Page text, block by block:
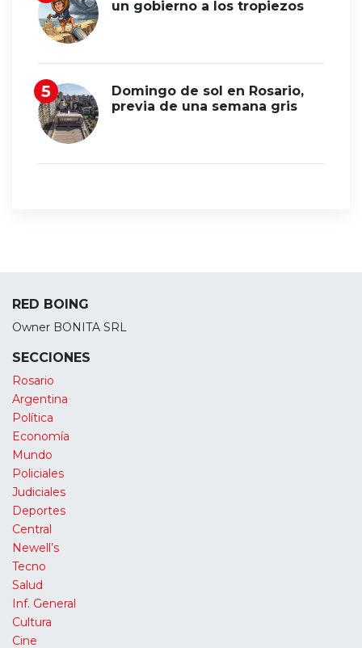
un gobierno a los tropiezos
Domingo de sol en Rosario,
previa de una semana gris
RED BOING
Owner BONITA SRL
SECCIONES
Rosario
Argentina
Política
Economía
Mundo
Policiales
Judiciales
Deportes
Central
Newell’s
Tecno
Salud
Inf. General
Cultura
Cine